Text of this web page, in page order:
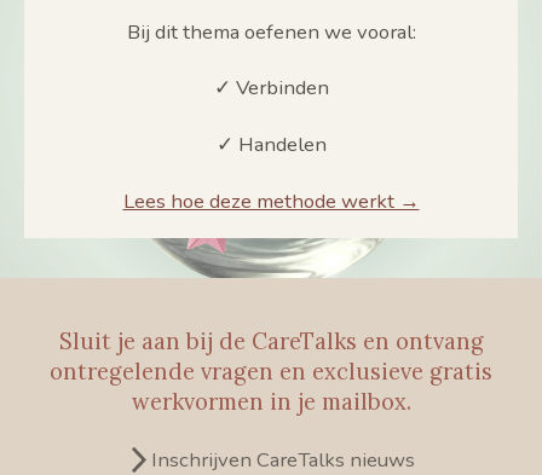
Bij dit thema oefenen we vooral:
✓ Verbinden
✓ Handelen
Lees hoe deze methode werkt →
Sluit je aan bij de CareTalks en ontvang
ontregelende vragen en exclusieve gratis
werkvormen in je mailbox.
Inschrijven CareTalks nieuws